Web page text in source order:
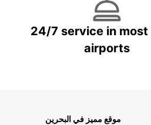
24/7 service in most
airports
موقع مميز في البحرين